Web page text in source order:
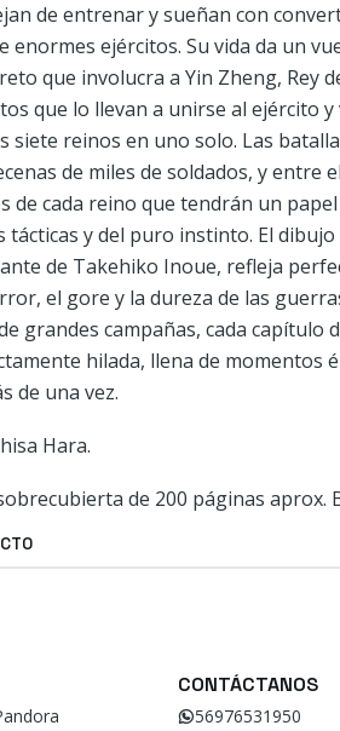
de entrenar y sueñan con
enormes ejércitos. Su vida da un
que involucra a Yin Zheng, Rey
que lo llevan a unirse al ejército
siete reinos en uno solo. Las
de miles de soldados, y entre
de cada reino que tendrán un
tácticas y del puro instinto. El dibujo
de Takehiko Inoue, refleja
el gore y la dureza de las
grandes campañas, cada capítulo
hilada, llena de momentos
de una vez.
Hara.
de 200 páginas aprox.
CONTÁCTANOS
56976531950